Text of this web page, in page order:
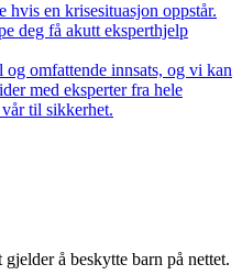
hvis en krisesituasjon oppstår.
deg få akutt eksperthjelp
omfattende innsats, og vi kan
med eksperter fra hele
til sikkerhet.
å beskytte barn på nettet.